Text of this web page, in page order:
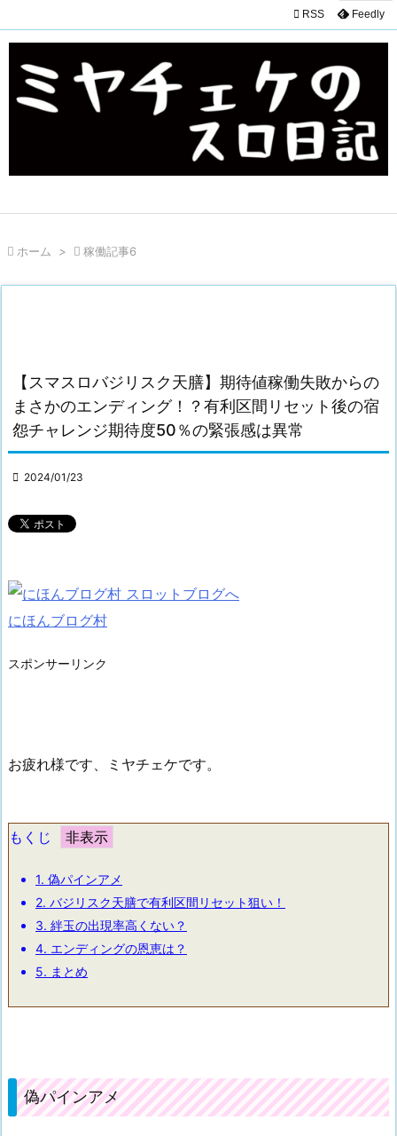
 RSS Feedly
 ホーム >  稼働記事6
【スマスロバジリスク天膳】期待値稼働失敗からの
まさかのエンディング！？有利区間リセット後の宿
怨チャレンジ期待度50％の緊張感は異常
 2024/01/23
にほんブログ村
スポンサーリンク
お疲れ様です、ミヤチェケです。
もくじ
1. 偽パインアメ
2. バジリスク天膳で有利区間リセット狙い！
3. 絆玉の出現率高くない？
4. エンディングの恩恵は？
5. まとめ
偽パインアメ